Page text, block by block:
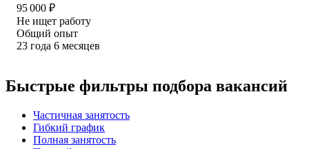
95 000 ₽
Не ищет работу
Общий опыт
23 года 6 месяцев
Быстрые фильтры подбора вакансий
Частичная занятость
Гибкий график
Полная занятость